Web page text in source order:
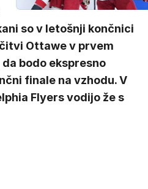
so v letošnji končnici
Ottawe v prvem
bodo ekspresno
finale na vzhodu. V
Flyers vodijo že s